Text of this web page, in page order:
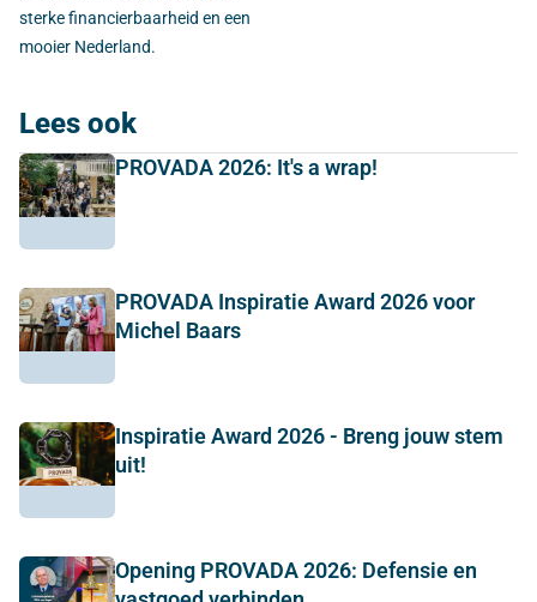
sterke financierbaarheid en een
mooier Nederland.
Lees ook
PROVADA 2026: It's a wrap!
PROVADA Inspiratie Award 2026 voor
Michel Baars
Inspiratie Award 2026 - Breng jouw stem
uit!
Opening PROVADA 2026: Defensie en